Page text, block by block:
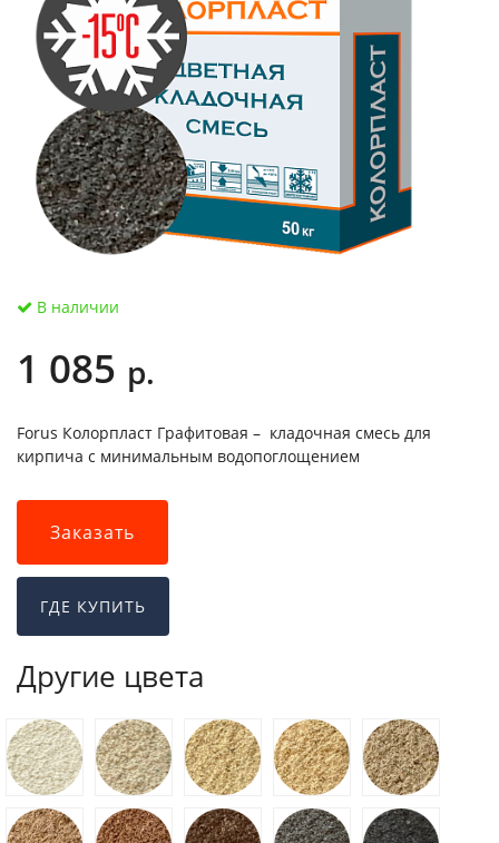
В наличии
1 085 р.
Forus Колорпласт Графитовая – кладочная смесь для
кирпича с минимальным водопоглощением
Заказать
ГДЕ КУПИТЬ
Другие цвета